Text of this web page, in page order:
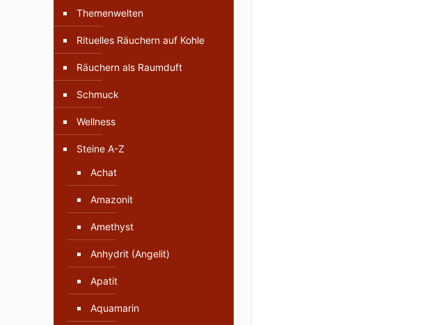
Themenwelten
Rituelles Räuchern auf Kohle
Räuchern als Raumduft
Schmuck
Wellness
Steine A-Z
Achat
Amazonit
Amethyst
Anhydrit (Angelit)
Apatit
Aquamarin